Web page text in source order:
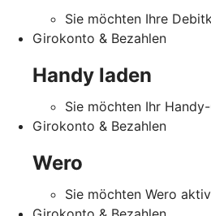
Sie möchten Ihre
Girokonto & Bezahlen
Handy laden
Sie möchten Ihr
Girokonto & Bezahlen
Wero
Sie möchten Wero